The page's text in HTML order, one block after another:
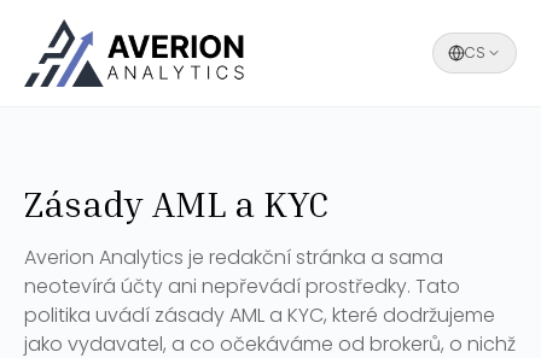
CS
Zásady AML a KYC
Averion Analytics je redakční stránka a sama
neotevírá účty ani nepřevádí prostředky. Tato
politika uvádí zásady AML a KYC, které dodržujeme
jako vydavatel, a co očekáváme od brokerů, o nichž